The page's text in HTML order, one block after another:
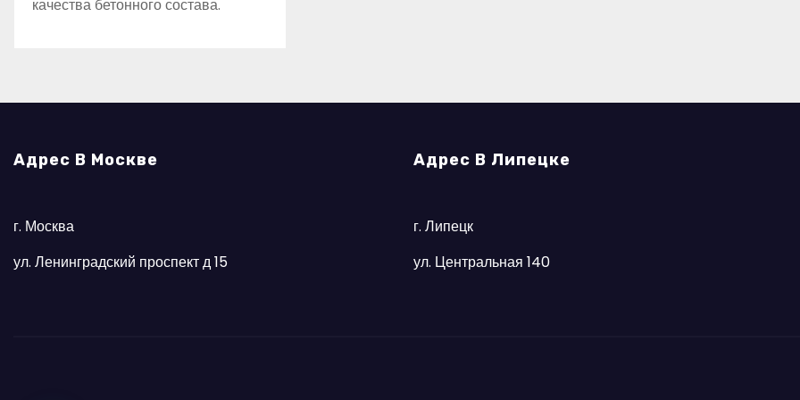
качества бетонного состава.
Адрес В Москве
г. Москва
ул. Ленинградский проспект д 15
Адрес В Липецке
г. Липецк
ул. Центральная 140